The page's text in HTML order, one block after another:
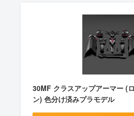
30MF クラスアップアーマー (
ン) 色分け済みプラモデル